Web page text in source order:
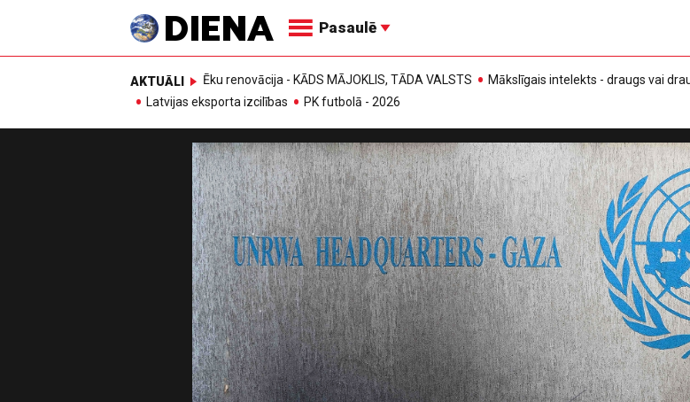
Pasaulē
AKTUĀLI Ēku renovācija - KĀDS MĀJOKLIS, TĀDA VALSTS
Mākslīgais intelekts - draugs vai
Latvijas eksporta izcilības
PK futbolā - 2026